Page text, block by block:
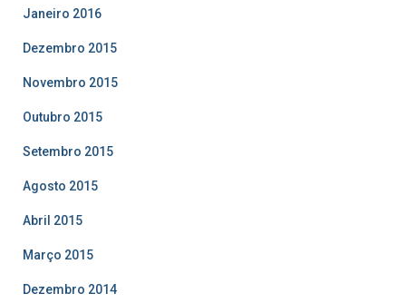
Janeiro 2016
Dezembro 2015
Novembro 2015
Outubro 2015
Setembro 2015
Agosto 2015
Abril 2015
Março 2015
Dezembro 2014